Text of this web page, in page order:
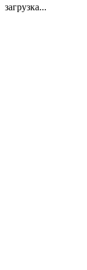
загрузка...